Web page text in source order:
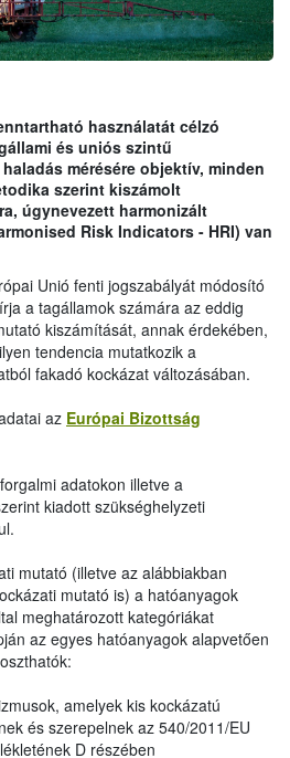
használatát célzó
és uniós szintű
mérésére objektív, minden
szerint kiszámolt
úgynevezett harmonizált
Risk Indicators - HRI) van
Unió fenti jogszabályát módosító
a tagállamok számára az eddig
kiszámítását, annak érdekében,
tendencia mutatkozik a
fakadó kockázat változásában.
az Európai Bizottság
adatokon illetve a
kiadott szükséghelyzeti
mutató (illetve az alábbiakban
mutató is) a hatóanyagok
meghatározott kategóriákat
az egyes hatóanyagok alapvetően
amelyek kis kockázatú
és szerepelnek az 540/2011/EU
D részében